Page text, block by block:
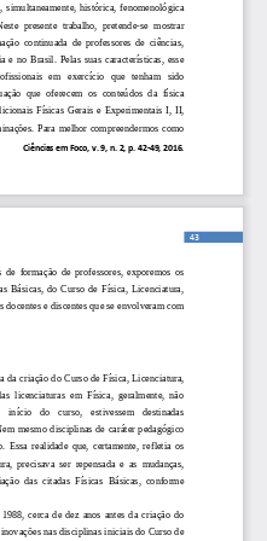
Ciências em Foco, v. 9, n. 2, p. 42-49, 2016.
simultaneamente,  histórica,  fenomenológica
presente  trabalho,  pretende-se  mostrar
continuada  de  professores  de  ciências,
e  no  Brasil.  Pelas  suas  características,  esse
em   exercício   que   tenham   sido
que  oferecem  os  conteúdos  da  física
Físicas  Gerais  e  Experimentais  I,  II,
Para  melhor  compreendermos  como
43
de  formação  de  professores,  exporemos  os
Básicas,  do  Curso  de  Física,  Licenciatura,
docentes e discentes que se envolveram com
da criação do Curso de Física, Licenciatura,
licenciaturas  em  Física,  geralmente,  não
início   do   curso,   estivessem   destinadas
mesmo disciplinas de caráter pedagógico
Essa  realidade  que,  certamente,  refletia  os
precisava  ser  repensada  e  as  mudanças,
das  citadas  Físicas  Básicas,  conforme
cerca  de  dez  anos  antes  da  criação  do
nas disciplinas iniciais do Curso de